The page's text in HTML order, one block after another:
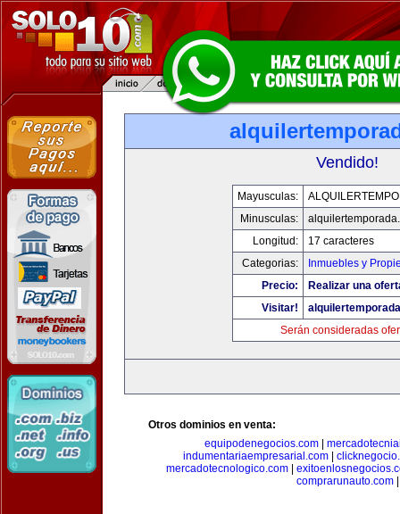
Vendido!
Mayusculas:
Minusculas:
Longitud:
17 caracteres
Categorias:
Inmuebles y
Precio:
Realizar una
Visitar!
Serán consideradas
Otros dominios en venta:
equipodenegocios.com|
indumentariaempresarial.com
mercadotecnologico.com
comprarunauto.com|